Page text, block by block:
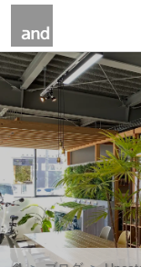
コンテンツへスキップ
メインナビゲ